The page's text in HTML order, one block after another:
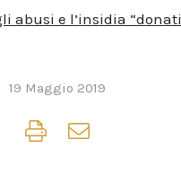
abusi e l’insidia
19 Maggio 2019